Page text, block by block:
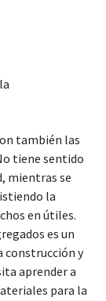
también las
tiene sentido
mientras se
la
en útiles.
es un
construcción y
aprender a
para la